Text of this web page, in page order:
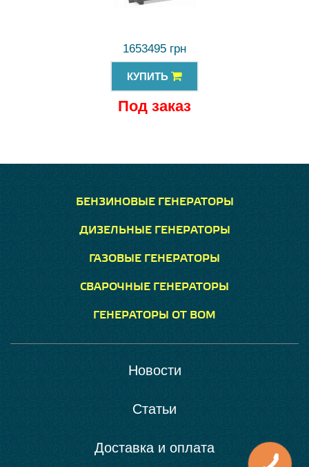
1653495 грн
КУПИТЬ
Под заказ
БЕНЗИНОВЫЕ ГЕНЕРАТОРЫ
ДИЗЕЛЬНЫЕ ГЕНЕРАТОРЫ
ГАЗОВЫЕ ГЕНЕРАТОРЫ
СВАРОЧНЫЕ ГЕНЕРАТОРЫ
ГЕНЕРАТОРЫ ОТ ВОМ
Новости
Статьи
Доставка и оплата